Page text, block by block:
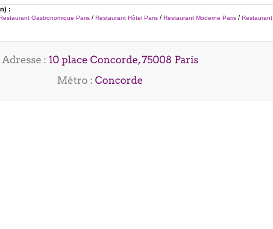
:
Gastronomique Paris / Restaurant Hôtel Paris / Restaurant Moderne Paris / Restaurant